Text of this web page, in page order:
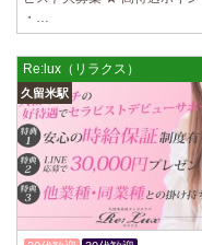
デビルキャット
24時間営業！自由シフトで
でゆっくり自分の好きな事
・…
Re:lux（リラクス）
久留米駅